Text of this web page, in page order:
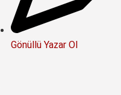
Gönüllü Yazar Ol